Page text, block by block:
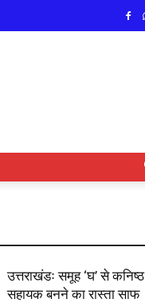
उत्तराखंडः समूह ‘घ’ से कनिष्ठ
सहायक बनने का रास्ता साफ